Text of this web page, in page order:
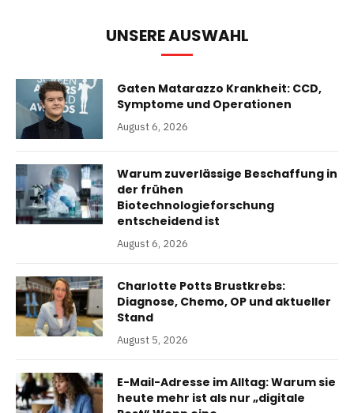
UNSERE AUSWAHL
Gaten Matarazzo Krankheit: CCD,
Symptome und Operationen
August 6, 2026
Warum zuverlässige Beschaffung in
der frühen
Biotechnologieforschung
entscheidend ist
August 6, 2026
Charlotte Potts Brustkrebs:
Diagnose, Chemo, OP und aktueller
Stand
August 5, 2026
E-Mail-Adresse im Alltag: Warum sie
heute mehr ist als nur „digitale